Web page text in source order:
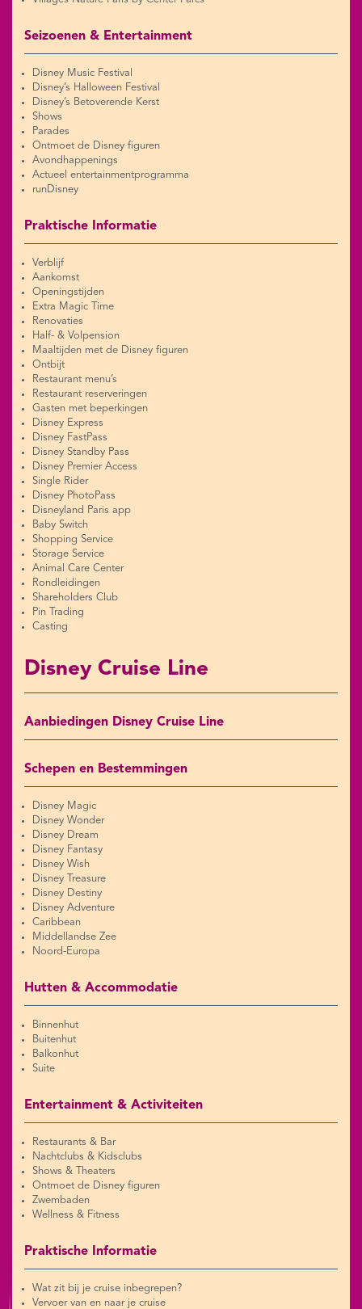
Seizoenen & Entertainment
Disney Music Festival
Disney’s Halloween Festival
Disney’s Betoverende Kerst
Shows
Parades
Ontmoet de Disney figuren
Avondhappenings
Actueel entertainmentprogramma
runDisney
Praktische Informatie
Verblijf
Aankomst
Openingstijden
Extra Magic Time
Renovaties
Half- & Volpension
Maaltijden met de Disney figuren
Ontbijt
Restaurant menu’s
Restaurant reserveringen
Gasten met beperkingen
Disney Express
Disney FastPass
Disney Standby Pass
Disney Premier Access
Single Rider
Disney PhotoPass
Disneyland Paris app
Baby Switch
Shopping Service
Storage Service
Animal Care Center
Rondleidingen
Shareholders Club
Pin Trading
Casting
Disney Cruise Line
Aanbiedingen Disney Cruise Line
Schepen en Bestemmingen
Disney Magic
Disney Wonder
Disney Dream
Disney Fantasy
Disney Wish
Disney Treasure
Disney Destiny
Disney Adventure
Caribbean
Middellandse Zee
Noord-Europa
Hutten & Accommodatie
Binnenhut
Buitenhut
Balkonhut
Suite
Entertainment & Activiteiten
Restaurants & Bar
Nachtclubs & Kidsclubs
Shows & Theaters
Ontmoet de Disney figuren
Zwembaden
Wellness & Fitness
Praktische Informatie
Wat zit bij je cruise inbegrepen?
Vervoer van en naar je cruise